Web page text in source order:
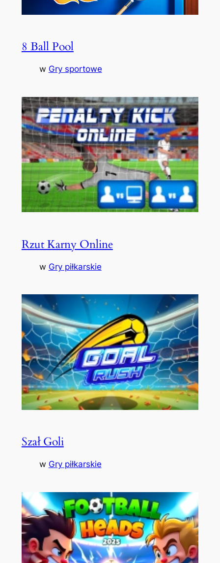
8 Ball Pool
w Gry sportowe
Rzut Karny Online
w Gry piłkarskie
Szał Goli
w Gry piłkarskie